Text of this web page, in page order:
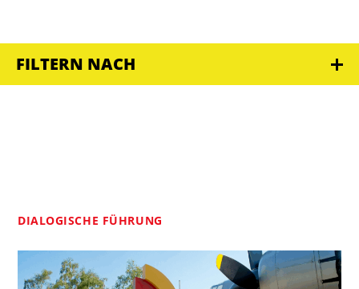
FILTERN NACH
DIALOGISCHE FÜHRUNG